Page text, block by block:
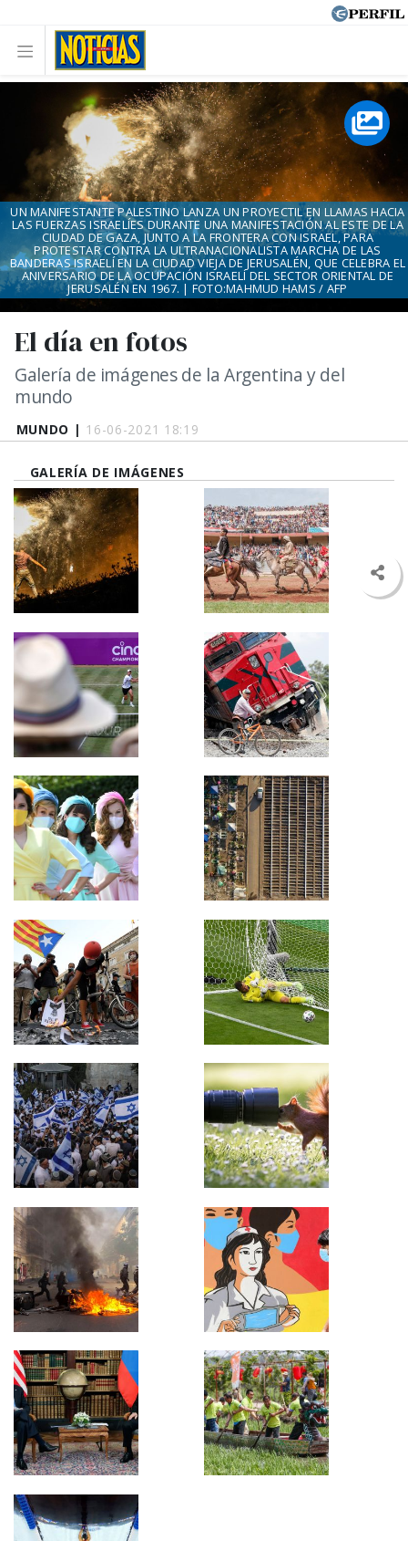
MUNDO | 16-06-2021 18:19
El día en fotos
Galería de imágenes de la Argentina y del
mundo
UN MANIFESTANTE PALESTINO LANZA UN PROYECTIL EN LLAMAS HACIA
LAS FUERZAS ISRAELÍES DURANTE UNA MANIFESTACIÓN AL ESTE DE LA
CIUDAD DE GAZA, JUNTO A LA FRONTERA CON ISRAEL, PARA
PROTESTAR CONTRA LA ULTRANACIONALISTA MARCHA DE LAS
BANDERAS ISRAELÍ EN LA CIUDAD VIEJA DE JERUSALÉN, QUE CELEBRA EL
ANIVERSARIO DE LA OCUPACIÓN ISRAELÍ DEL SECTOR ORIENTAL DE
JERUSALÉN EN 1967. | FOTO:MAHMUD HAMS / AFP
GALERÍA DE IMÁGENES